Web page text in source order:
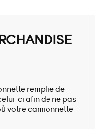
remplie de
ci afin de ne pas
votre camionnette